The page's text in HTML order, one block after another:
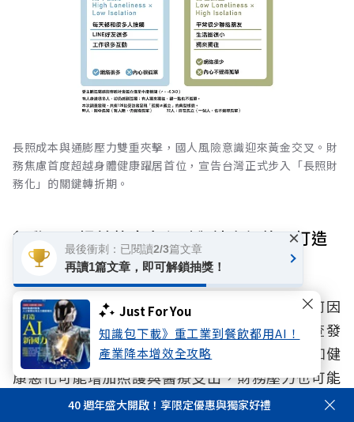
Just For You
知識包下載》重工業到餐飲都用AI！
產業降本增效全攻略
長照成本與通膨壓力雙重夾擊，國人風險意識迎來黃金交叉。財
務焦慮首度超越身體健康躍居首位，宣告台灣正式步入「長照財
務化」的關鍵轉折期。
行動二：提前整合身心財與社會網絡，打造
人生韌性
人生風險管理的關鍵，不在於風險發生後如何因
應，而在於風險發生前是否已做好準備。調查發
現，生理、心理與財務風險往往互相影響，例如健
康惡化可能增加照護與醫療支出，財務壓力也可能
加重心理負擔。同時面臨孤獨或孤立，缺乏可提供
40 週年盛大開啟！享限定優惠與獨家好禮
最後衝刺：已閱讀2/3篇文章
再讀1篇文章，即可解鎖抽獎！
×